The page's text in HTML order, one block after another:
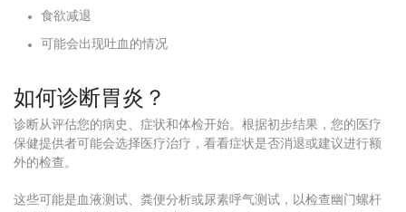
食欲减退
可能会出现吐血的情况
如何诊断胃炎？
诊断从评估您的病史、症状和体检开始。 根据初步结果，您的医疗
保健提供者可能会选择医疗治疗，看看症状是否消退或建议进行额
外的检查。
这些可能是血液测试、粪便分析或尿素呼气测试，以检查幽门螺杆